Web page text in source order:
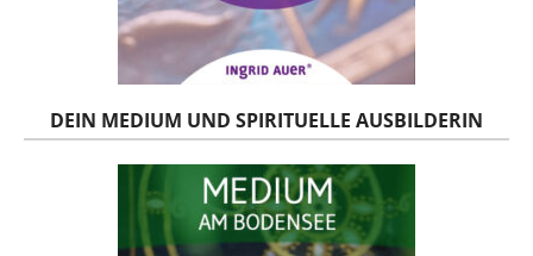
DEIN MEDIUM UND SPIRITUELLE AUSBILDERIN